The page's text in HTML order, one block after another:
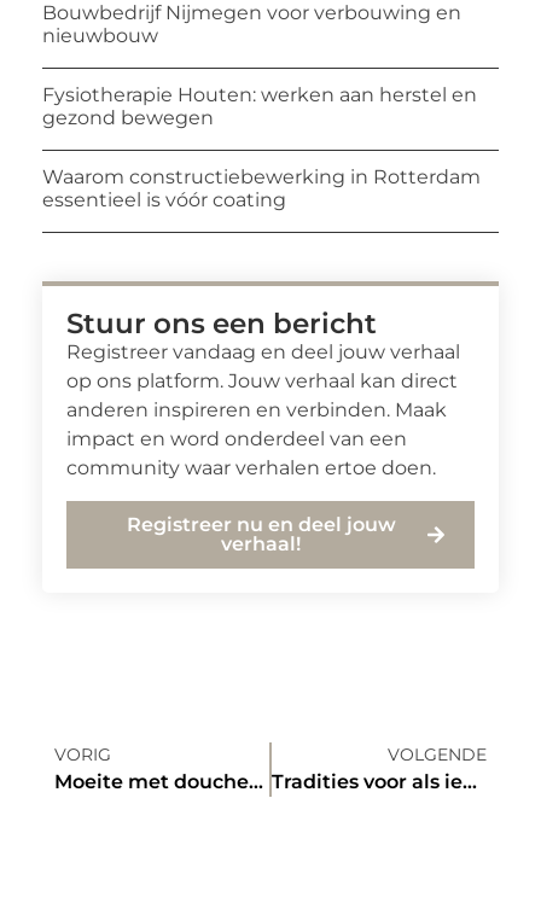
Bouwbedrijf Nijmegen voor verbouwing en
nieuwbouw
Fysiotherapie Houten: werken aan herstel en
gezond bewegen
Waarom constructiebewerking in Rotterdam
essentieel is vóór coating
Stuur ons een bericht
Registreer vandaag en deel jouw verhaal
op ons platform. Jouw verhaal kan direct
anderen inspireren en verbinden. Maak
impact en word onderdeel van een
community waar verhalen ertoe doen.
Registreer nu en deel jouw
verhaal!
VORIG
Moeite met douchen? Neem een douche hulpmiddel!
VOLGENDE
Tradities voor als iemand 30 jaar wordt